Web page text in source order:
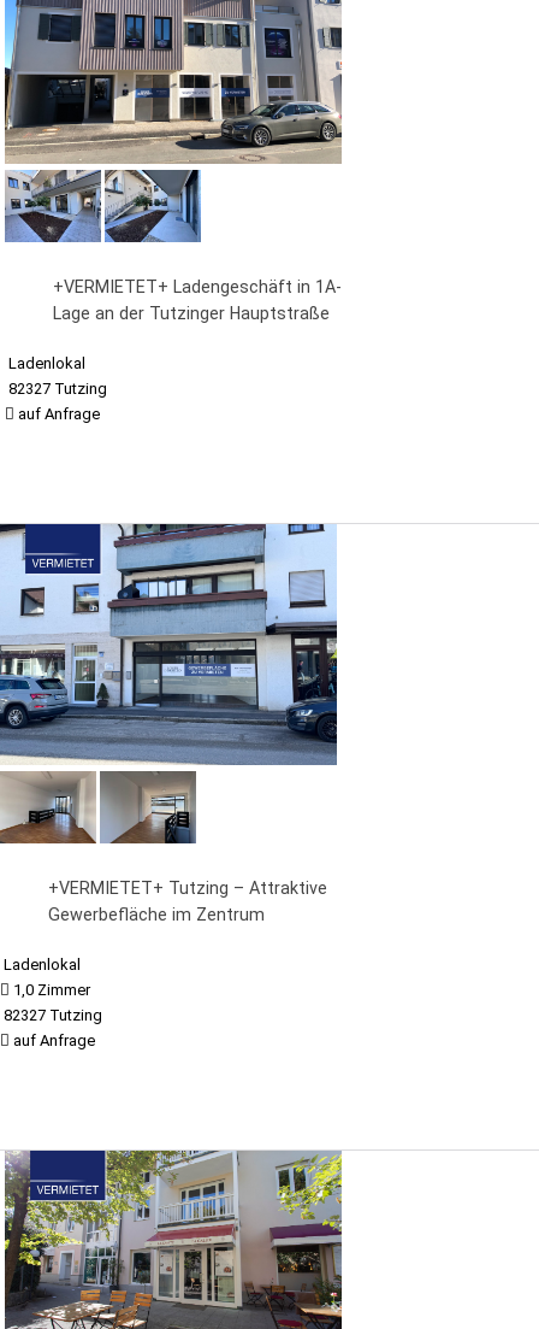
+VERMIETET+ Ladengeschäft in 1A-
Lage an der Tutzinger Hauptstraße
Ladenlokal
82327 Tutzing
auf Anfrage
+VERMIETET+ Tutzing – Attraktive
Gewerbefläche im Zentrum
Ladenlokal
1,0 Zimmer
82327 Tutzing
auf Anfrage